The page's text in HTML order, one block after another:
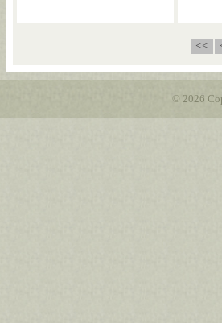
<<
© 2026